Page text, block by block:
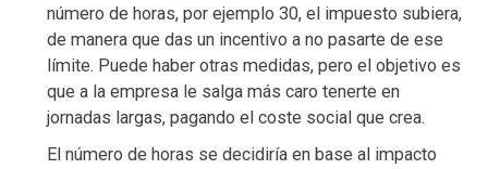
número de horas, por ejemplo 30, el impuesto subiera,
de manera que das un incentivo a no pasarte de ese
límite. Puede haber otras medidas, pero el objetivo es
que a la empresa le salga más caro tenerte en
jornadas largas, pagando el coste social que crea.
El número de horas se decidiría en base al impacto